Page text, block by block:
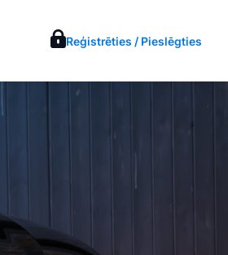
Reģistrēties / Pieslēgties